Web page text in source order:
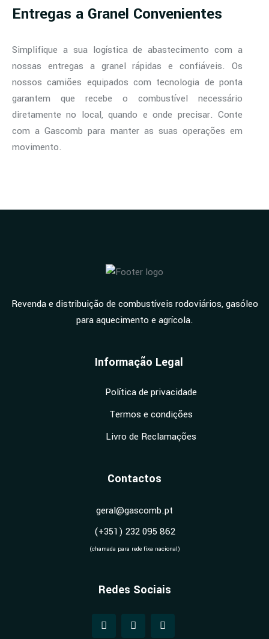
Entregas a Granel Convenientes
Simplifique a sua logística de abastecimento com a
nossas entregas a granel rápidas e confiáveis. Os
nossos camiões equipados com tecnologia de ponta
garantem que recebe o combustível necessário
diretamente no local, quando e onde precisar. Conte
com a Gascomb para manter as suas operações em
movimento.
Revenda e distribuição de combustíveis rodoviários, gasóleo
para aquecimento e agrícola.
Informação Legal
Política de privacidade
Termos e condições
Livro de Reclamações
Contactos
geral@gascomb.pt
(+351) 232 095 862
(chamada para rede fixa nacional)
Redes Sociais